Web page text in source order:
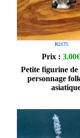
R2175
Prix : 3.00€
Petite figurine de
personnage